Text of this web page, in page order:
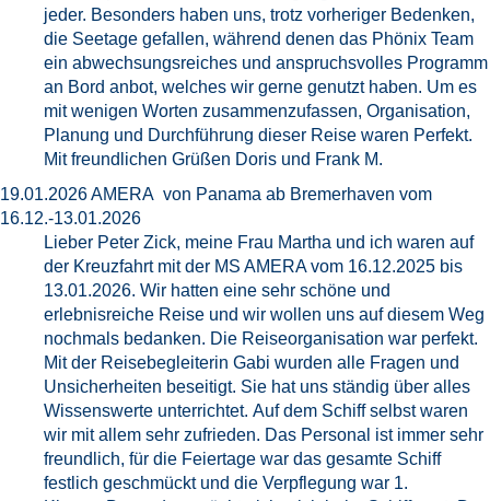
jeder. Besonders haben uns, trotz vorheriger Bedenken,
die Seetage gefallen, während denen das Phönix Team
ein abwechsungsreiches und anspruchsvolles Programm
an Bord anbot, welches wir gerne genutzt haben. Um es
mit wenigen Worten zusammenzufassen, Organisation,
Planung und Durchführung dieser Reise waren Perfekt.
Mit freundlichen Grüßen Doris und Frank M.
19.01.2026 AMERA von Panama ab Bremerhaven vom
16.12.-13.01.2026
Lieber Peter Zick, meine Frau Martha und ich waren auf
der Kreuzfahrt mit der MS AMERA vom 16.12.2025 bis
13.01.2026. Wir hatten eine sehr schöne und
erlebnisreiche Reise und wir wollen uns auf diesem Weg
nochmals bedanken. Die Reiseorganisation war perfekt.
Mit der Reisebegleiterin Gabi wurden alle Fragen und
Unsicherheiten beseitigt. Sie hat uns ständig über alles
Wissenswerte unterrichtet. Auf dem Schiff selbst waren
wir mit allem sehr zufrieden. Das Personal ist immer sehr
freundlich, für die Feiertage war das gesamte Schiff
festlich geschmückt und die Verpflegung war 1.